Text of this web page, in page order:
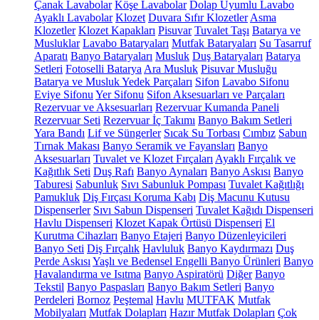
Çanak Lavabolar Köşe Lavabolar Dolap Uyumlu Lavabo
Ayaklı Lavabolar Klozet Duvara Sıfır Klozetler Asma
Klozetler Klozet Kapakları Pisuvar Tuvalet Taşı Batarya ve
Musluklar Lavabo Bataryaları Mutfak Bataryaları Su Tasarruf
Aparatı Banyo Bataryaları Musluk Duş Bataryaları Batarya
Setleri Fotoselli Batarya Ara Musluk Pisuvar Musluğu
Batarya ve Musluk Yedek Parçaları Sifon Lavabo Sifonu
Eviye Sifonu Yer Sifonu Sifon Aksesuarları ve Parçaları
Rezervuar ve Aksesuarları Rezervuar Kumanda Paneli
Rezervuar Seti Rezervuar İç Takımı Banyo Bakım Setleri
Yara Bandı Lif ve Süngerler Sıcak Su Torbası Cımbız Sabun
Tırnak Makası Banyo Seramik ve Fayansları Banyo
Aksesuarları Tuvalet ve Klozet Fırçaları Ayaklı Fırçalık ve
Kağıtlık Seti Duş Rafı Banyo Aynaları Banyo Askısı Banyo
Taburesi Sabunluk Sıvı Sabunluk Pompası Tuvalet Kağıtlığı
Pamukluk Diş Fırçası Koruma Kabı Diş Macunu Kutusu
Dispenserler Sıvı Sabun Dispenseri Tuvalet Kağıdı Dispenseri
Havlu Dispenseri Klozet Kapak Örtüsü Dispenseri El
Kurutma Cihazları Banyo Etajeri Banyo Düzenleyicileri
Banyo Seti Diş Fırçalık Havluluk Banyo Kaydırmazı Duş
Perde Askısı Yaşlı ve Bedensel Engelli Banyo Ürünleri Banyo
Havalandırma ve Isıtma Banyo Aspiratörü Diğer Banyo
Tekstil Banyo Paspasları Banyo Bakım Setleri Banyo
Perdeleri Bornoz Peştemal Havlu MUTFAK Mutfak
Mobilyaları Mutfak Dolapları Hazır Mutfak Dolapları Çok